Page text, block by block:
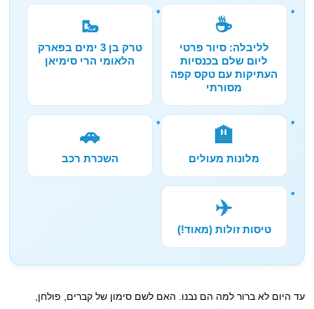
☕
לליבלה: סיור פרטי
ליום שלם בכנסיות
העתיקות עם טקס קפה
מסורתי
🥾
טרק בן 3 ימים בפארק
הלאומי הרי סימיאן
🏨
מלונות מעולים
🚗
השכרת רכב
✈️
טיסות זולות (מאוד!)
עד היום לא ברור למה הם נבנו. האם לשם סימון של קברים, פולחן,